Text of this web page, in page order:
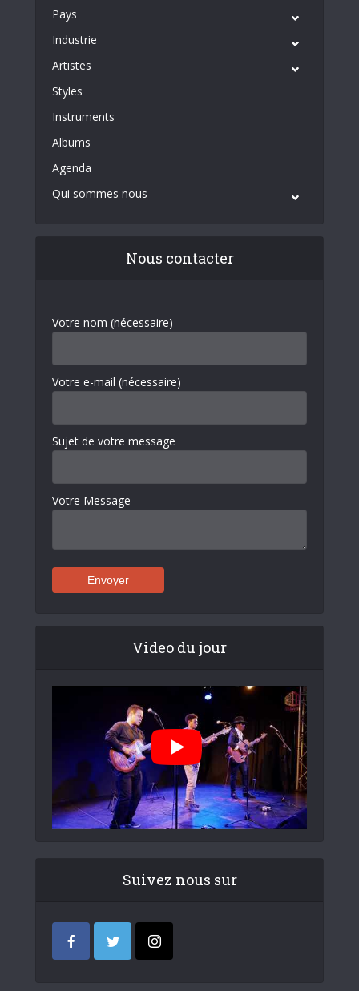
Pays
Industrie
Artistes
Styles
Instruments
Albums
Agenda
Qui sommes nous
Nous contacter
Votre nom (nécessaire)
Votre e-mail (nécessaire)
Sujet de votre message
Votre Message
Video du jour
Suivez nous sur